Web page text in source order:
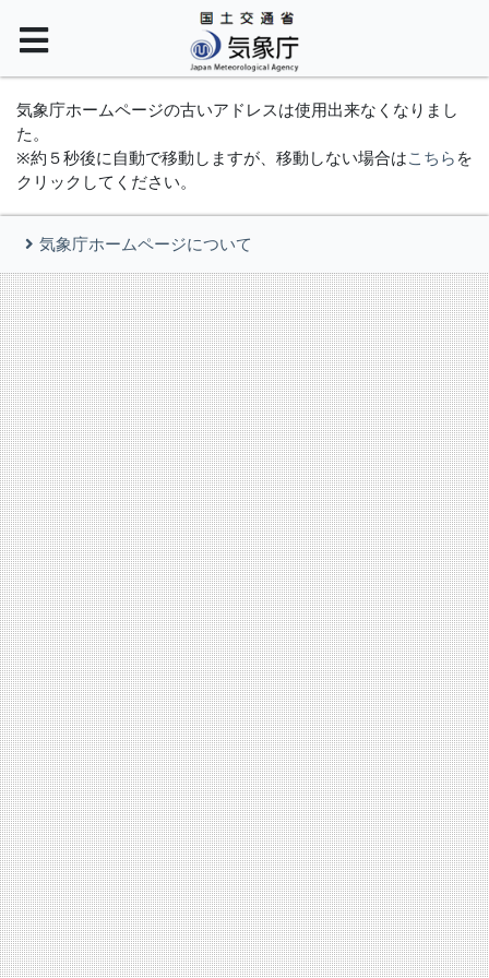
気象庁ホームページの古いアドレスは使用出来なくなりまし
た。
※約５秒後に自動で移動しますが、移動しない場合はこちら を
クリックしてください。
気象庁ホームページについて